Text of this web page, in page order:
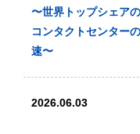
〜世界トップシェア
コンタクトセンター
速〜
2026.06.03